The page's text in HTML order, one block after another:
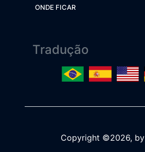
ONDE FICAR
Tradução
Copyright ©2026, by